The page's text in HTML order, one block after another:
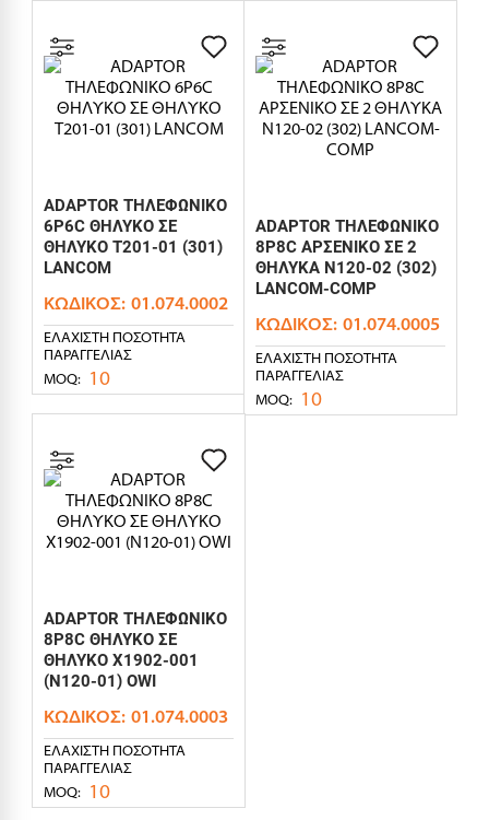
ADAPTOR ΤΗΛΕΦΩΝΙΚΟ
6P6C ΘΗΛΥΚΟ ΣΕ
ΘΗΛΥΚΟ T201-01 (301)
LANCOM
ΚΩΔΙΚΌΣ: 01.074.0002
ΕΛΆΧΙΣΤΗ ΠΟΣΌΤΗΤΑ
ΠΑΡΑΓΓΕΛΊΑΣ
MOQ: 10
ADAPTOR ΤΗΛΕΦΩΝΙΚΟ
8P8C ΑΡΣΕΝΙΚΟ ΣΕ 2
ΘΗΛΥΚΑ N120-02 (302)
LANCOM-COMP
ΚΩΔΙΚΌΣ: 01.074.0005
ΕΛΆΧΙΣΤΗ ΠΟΣΌΤΗΤΑ
ΠΑΡΑΓΓΕΛΊΑΣ
MOQ: 10
ADAPTOR ΤΗΛΕΦΩΝΙΚΟ
8P8C ΘΗΛΥΚΟ ΣΕ
ΘΗΛΥΚΟ X1902-001
(N120-01) OWI
ΚΩΔΙΚΌΣ: 01.074.0003
ΕΛΆΧΙΣΤΗ ΠΟΣΌΤΗΤΑ
ΠΑΡΑΓΓΕΛΊΑΣ
MOQ: 10